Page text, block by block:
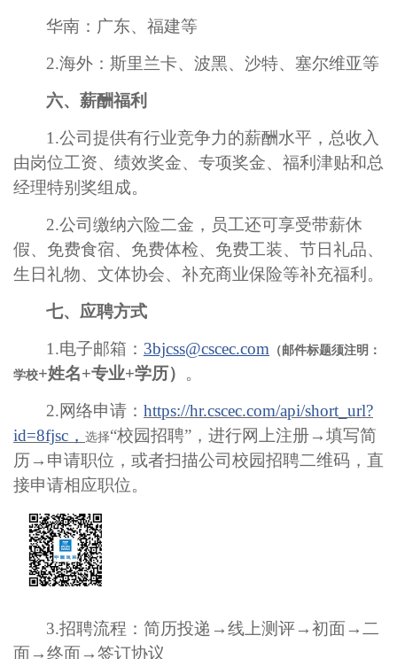
华南：广东、福建等
2.海外： 斯里兰卡、波黑、 沙特、塞尔维亚等
六、 薪酬福利
1.公司提供有行业竞争力的薪酬水平，总收入
由岗位工资、绩效奖金、专项奖金、福利津贴和总
经理特别奖组成。
2.公司缴纳六险二金，员工还可享受带薪休
假、免费食宿、免费体检、免费工装、节日礼品、
生日礼物、文体协会、补充商业保险等补充福利。
七、应聘方式
1.电子邮箱： 3bjcss@cscec.com （邮件标题须注明：
学校+姓名+专业+学历） 。
2.网络申请： https://hr.cscec.com/api/short_url?
id=8fjsc ， 选择“校园招聘”，进行网上注册→填写简
历→申请职位，或者扫描公司校园招聘二维码，直
接申请相应职位。
3.招聘流程：简历投递→线上测评→初面 → 二
面 →终面 →签订协议